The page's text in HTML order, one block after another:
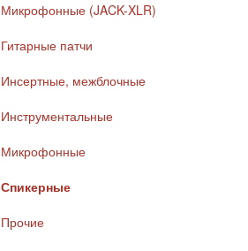
Микрофонные (JACK-XLR)
Гитарные патчи
Инсертные, межблочные
Инструментальные
Микрофонные
Спикерные
Прочие